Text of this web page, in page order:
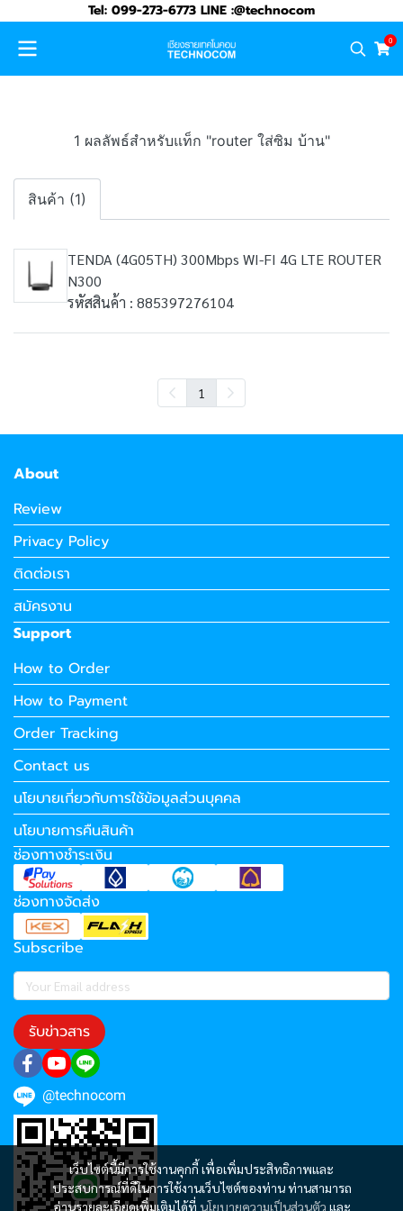
Tel: 099-273-6773 LINE :@technocom
0
1 ผลลัพธ์สำหรับแท็ก "router ใส่ซิม บ้าน"
สินค้า (1)
TENDA (4G05TH) 300Mbps WI-FI 4G LTE ROUTER
N300
รหัสสินค้า : 885397276104
1
เว็บไซต์นี้มีการใช้งานคุกกี้ เพื่อเพิ่มประสิทธิภาพและ
ประสบการณ์ที่ดีในการใช้งานเว็บไซต์ของท่าน ท่านสามารถ
อ่านรายละเอียดเพิ่มเติมได้ที่ นโยบายความเป็นส่วนตัว และ
About
Review
Privacy Policy
ติดต่อเรา
สมัครงาน
Support
How to Order
How to Payment
Order Tracking
Contact us
นโยบายเกี่ยวกับการใช้ข้อมูลส่วนบุคคล
นโยบายการคืนสินค้า
ช่องทางชำระเงิน
ช่องทางจัดส่ง
Subscribe
รับข่าวสาร
@technocom